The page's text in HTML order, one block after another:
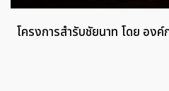
โครงการสำรับชัยนาท โดย อง